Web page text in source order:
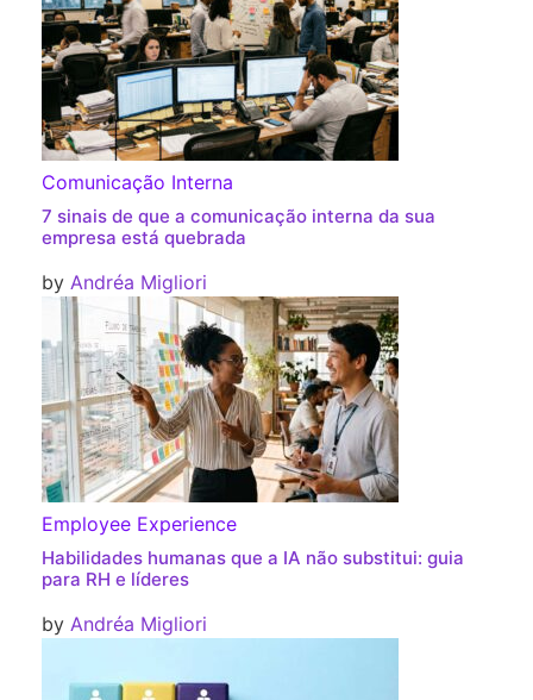
Comunicação Interna
7 sinais de que a comunicação interna da sua
empresa está quebrada
by Andréa Migliori
Employee Experience
Habilidades humanas que a IA não substitui: guia
para RH e líderes
by Andréa Migliori